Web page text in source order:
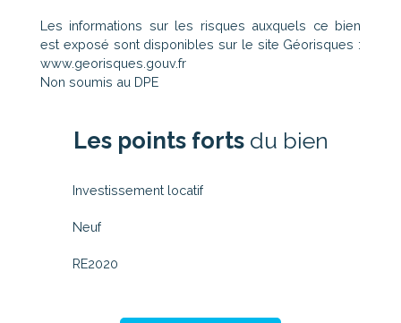
Les informations sur les risques auxquels ce bien
est exposé sont disponibles sur le site Géorisques :
www.georisques.gouv.fr
Non soumis au DPE
Les points fortsdu bien
Investissement locatif
Neuf
RE2020